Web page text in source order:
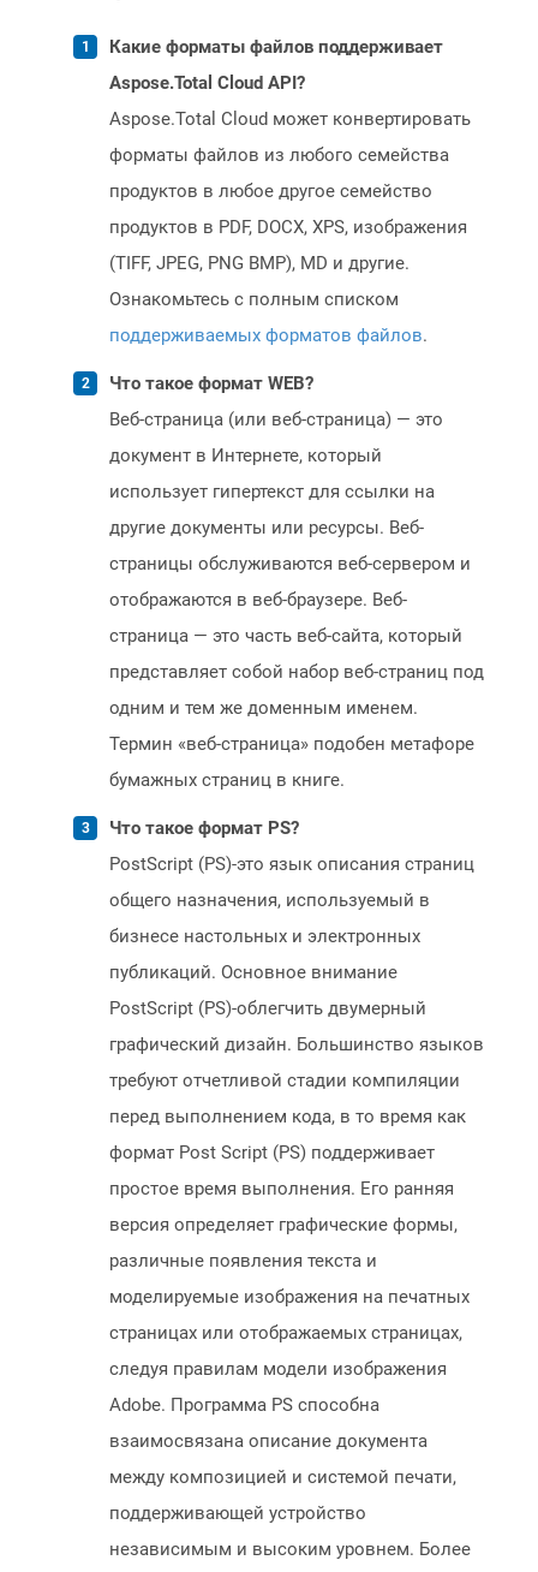
Какие форматы файлов поддерживает
Aspose.Total Cloud API?
Aspose.Total Cloud может конвертировать
форматы файлов из любого семейства
продуктов в любое другое семейство
продуктов в PDF, DOCX, XPS, изображения
(TIFF, JPEG, PNG BMP), MD и другие.
Ознакомьтесь с полным списком
поддерживаемых форматов файлов.
Что такое формат WEB?
Веб-страница (или веб-страница) — это
документ в Интернете, который
использует гипертекст для ссылки на
другие документы или ресурсы. Веб-
страницы обслуживаются веб-сервером и
отображаются в веб-браузере. Веб-
страница — это часть веб-сайта, который
представляет собой набор веб-страниц под
одним и тем же доменным именем.
Термин «веб-страница» подобен метафоре
бумажных страниц в книге.
Что такое формат PS?
PostScript (PS)-это язык описания страниц
общего назначения, используемый в
бизнесе настольных и электронных
публикаций. Основное внимание
PostScript (PS)-облегчить двумерный
графический дизайн. Большинство языков
требуют отчетливой стадии компиляции
перед выполнением кода, в то время как
формат Post Script (PS) поддерживает
простое время выполнения. Его ранняя
версия определяет графические формы,
различные появления текста и
моделируемые изображения на печатных
страницах или отображаемых страницах,
следуя правилам модели изображения
Adobe. Программа PS способна
взаимосвязана описание документа
между композицией и системой печати,
поддерживающей устройство
независимым и высоким уровнем. Более